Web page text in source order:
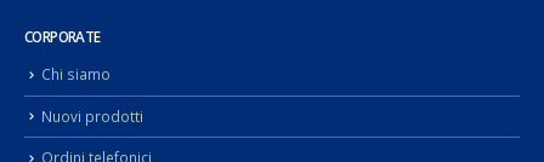
CORPORATE
Chi siamo
Nuovi prodotti
Ordini telefonici